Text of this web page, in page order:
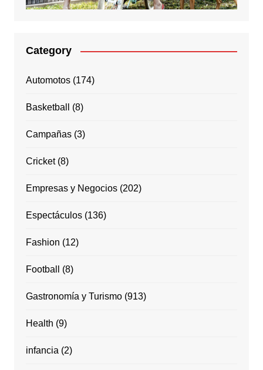
Category
Automotos(174)
Basketball (8)
Campañas(3)
Cricket(8)
Empresas y Negocios(202)
Espectáculos(136)
Fashion (12)
Football (8)
Gastronomía y Turismo(913)
Health (9)
infancia (2)